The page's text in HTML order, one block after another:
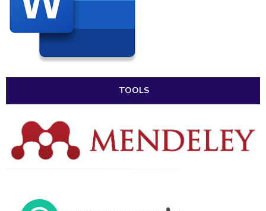
TOOLS